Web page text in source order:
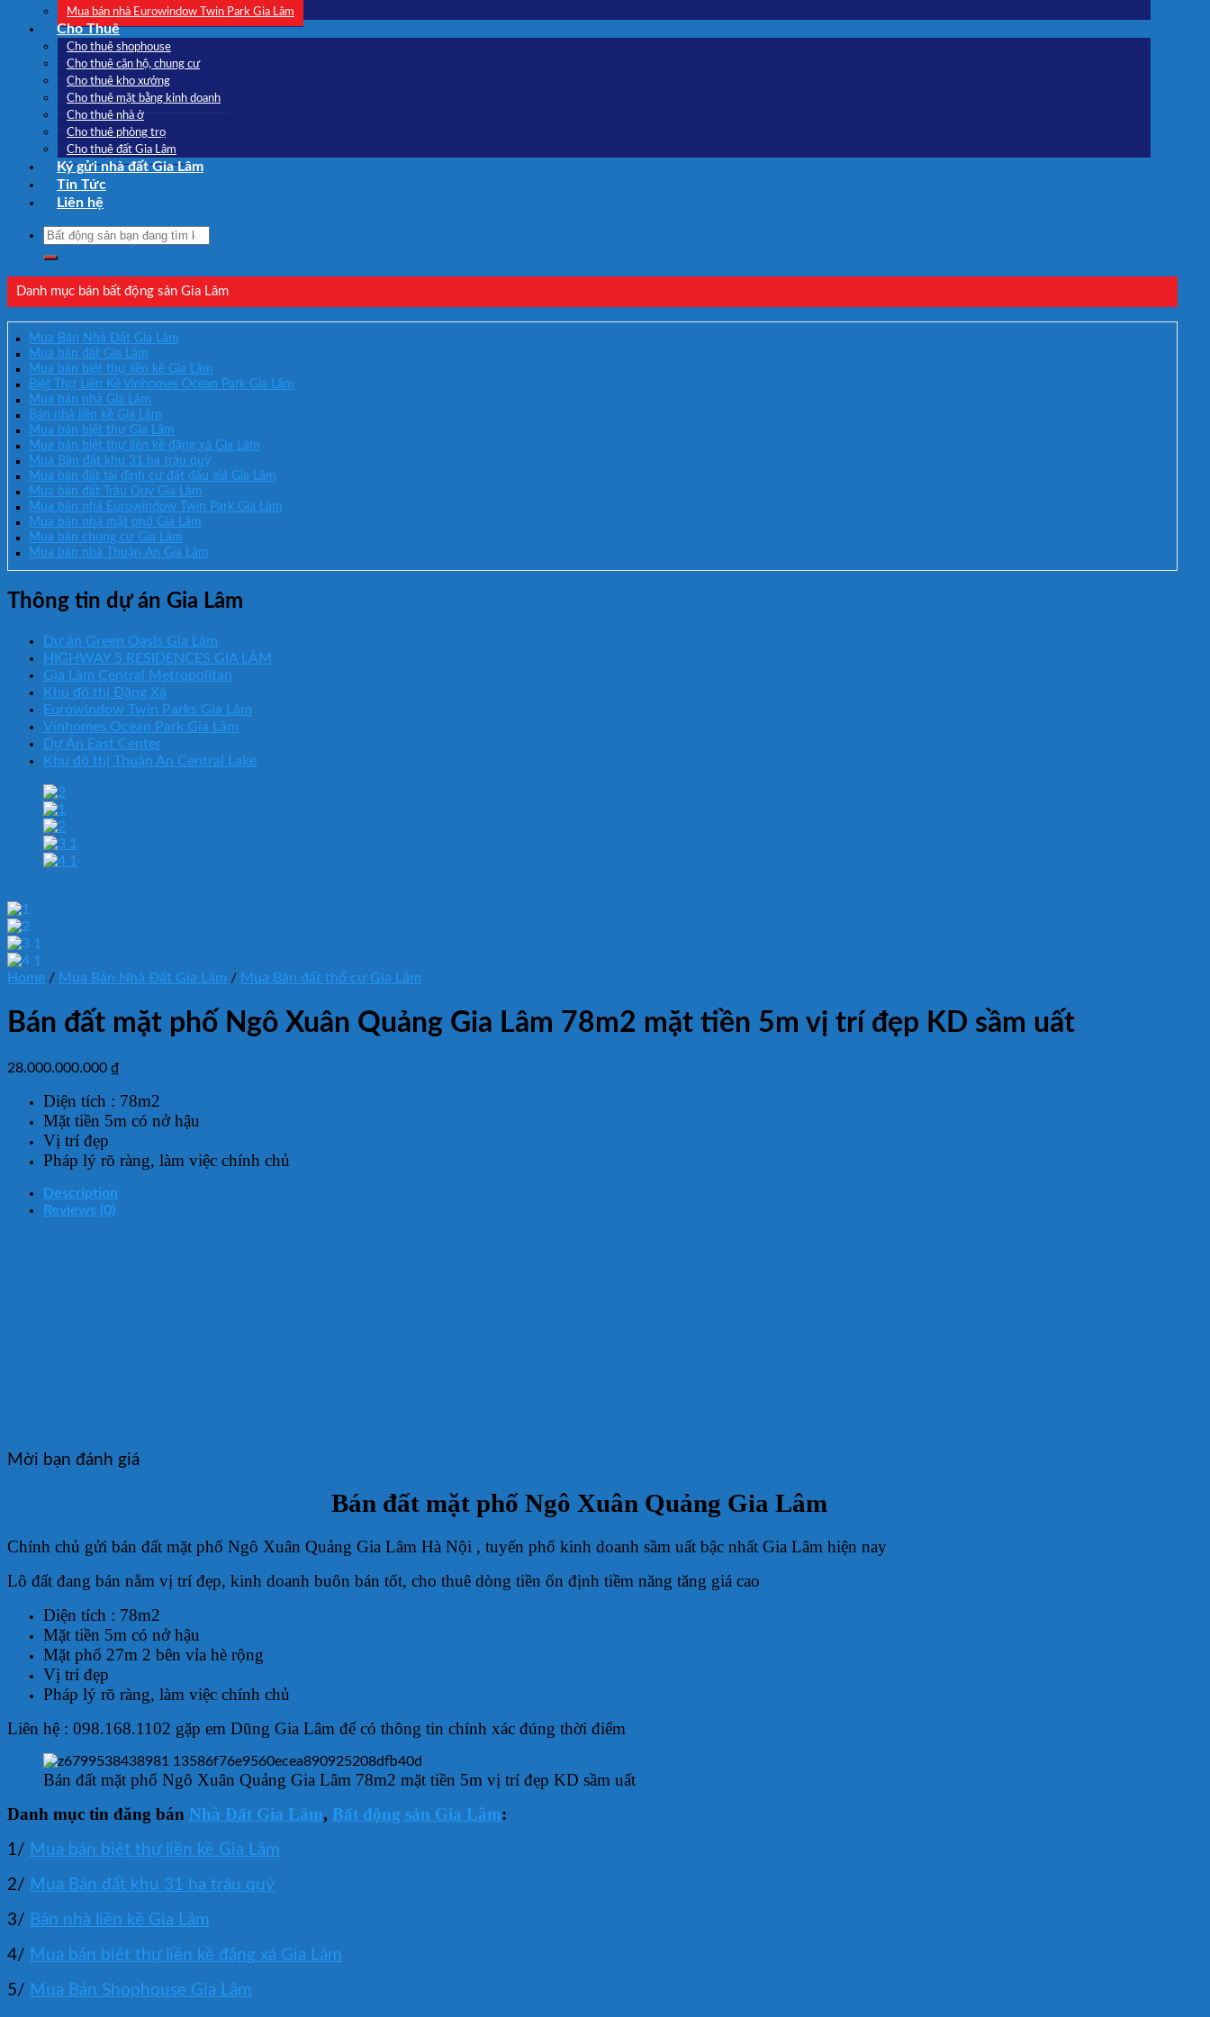
Mua bán nhà Eurowindow Twin Park Gia Lâm
Cho Thuê
Cho thuê shophouse
Cho thuê căn hộ, chung cư
Cho thuê kho xưởng
Cho thuê mặt bằng kinh doanh
Cho thuê nhà ở
Cho thuê phòng trọ
Cho thuê đất Gia Lâm
Ký gửi nhà đất Gia Lâm
Tin Tức
Liên hệ
Search
Danh mục bán bất động sản Gia Lâm
Mua Bán Nhà Đất Gia Lâm
Mua bán đất Gia Lâm
Mua bán biệt thự liền kề Gia Lâm
Biệt Thự Liền Kề Vinhomes Ocean Park Gia Lâm
Mua bán nhà Gia Lâm
Bán nhà liền kề Gia Lâm
Mua bán biệt thự Gia Lâm
Mua bán biệt thự liền kề đặng xá Gia Lâm
Mua Bán đất khu 31 ha trâu quỳ
Mua bán đất tái định cư đất đấu giá Gia Lâm
Mua bán đất Trâu Quỳ Gia Lâm
Mua bán nhà Eurowindow Twin Park Gia Lâm
Mua bán nhà mặt phố Gia Lâm
Mua bán chung cư Gia Lâm
Mua bán nhà Thuận An Gia Lâm
Thông tin dự án Gia Lâm
Dự án Green Oasis Gia Lâm
HIGHWAY 5 RESIDENCES GIA LÂM
Gia Lâm Central Metropolitan
Khu đô thị Đặng Xá
Eurowindow Twin Parks Gia Lâm
Vinhomes Ocean Park Gia Lâm
Dự Án East Center
Khu đô thị Thuận An Central Lake
Home / Mua Bán Nhà Đất Gia Lâm / Mua Bán đất thổ cư Gia Lâm
Bán đất mặt phố Ngô Xuân Quảng Gia Lâm 78m2 mặt tiền 5m vị trí đẹp KD sầm uất
28.000.000.000 ₫
Diện tích : 78m2
Mặt tiền 5m có nở hậu
Vị trí đẹp
Pháp lý rõ ràng, làm việc chính chủ
Description
Reviews (0)
Mời bạn đánh giá
Bán đất mặt phố Ngô Xuân Quảng Gia Lâm
Chính chủ gửi bán đất mặt phố Ngô Xuân Quảng Gia Lâm Hà Nội , tuyến phố kinh doanh sầm uất bậc nhất Gia Lâm hiện nay
Lô đất đang bán nằm vị trí đẹp, kinh doanh buôn bán tốt, cho thuê dòng tiền ổn định tiềm năng tăng giá cao
Diện tích : 78m2
Mặt tiền 5m có nở hậu
Mặt phố 27m 2 bên vỉa hè rộng
Vị trí đẹp
Pháp lý rõ ràng, làm việc chính chủ
Liên hệ : 098.168.1102 gặp em Dũng Gia Lâm để có thông tin chính xác đúng thời điểm
Bán đất mặt phố Ngô Xuân Quảng Gia Lâm 78m2 mặt tiền 5m vị trí đẹp KD sầm uất
Danh mục tin đăng bán Nhà Đất Gia Lâm, Bất động sản Gia Lâm:
1/ Mua bán biệt thự liền kề Gia Lâm
2/ Mua Bán đất khu 31 ha trâu quỳ
3/ Bán nhà liền kề Gia Lâm
4/ Mua bán biệt thự liền kề đặng xá Gia Lâm
5/ Mua Bán Shophouse Gia Lâm